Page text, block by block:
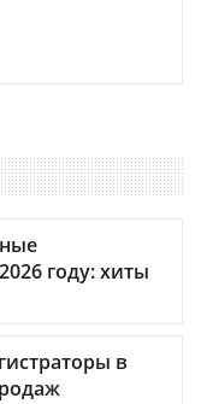
году: хиты
в